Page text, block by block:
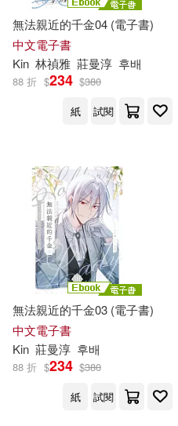
可港澳店取(6)
可新加坡店取(6)
電子書 (可複選)
適合手機平板閱讀(5)
其他 (可複選)
現在可購買商品(11)
無法親近的千金04 (電子書)
中文電子書
Kin 林禎雅 莊曼淳 후배
88 折 $234 $380
紙
試閱
無法親近的千金03 (電子書)
中文電子書
Kin 莊曼淳 후배
88 折 $234 $380
紙
試閱